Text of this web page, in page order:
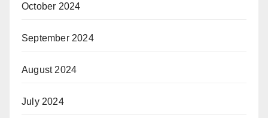
October 2024
September 2024
August 2024
July 2024